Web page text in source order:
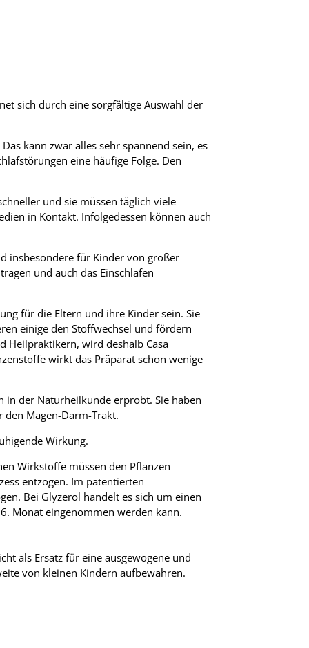
sich durch eine sorgfältige Auswahl der
kann zwar alles sehr spannend sein, es
eine häufige Folge. Den
und sie müssen täglich viele
in Kontakt. Infolgedessen können auch
insbesondere für Kinder von großer
und auch das Einschlafen
für die Eltern und ihre Kinder sein. Sie
einige den Stoffwechsel und fördern
Heilpraktikern, wird deshalb Casa
wirkt das Präparat schon wenige
in der Naturheilkunde erprobt. Sie haben
Magen-Darm-Trakt.
Wirkung.
Wirkstoffe müssen den Pflanzen
entzogen. Im patentierten
Bei Glyzerol handelt es sich um einen
Monat eingenommen werden kann.
als Ersatz für eine ausgewogene und
von kleinen Kindern aufbewahren.